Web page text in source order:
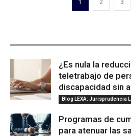
1 2 3
¿Es nula la
teletrabajo de
discapacidad sin
Blog LEXA: Jurisprudencia
Programas de
para atenuar las